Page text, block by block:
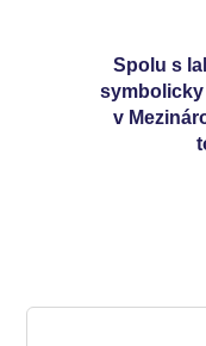
Spolu s
v